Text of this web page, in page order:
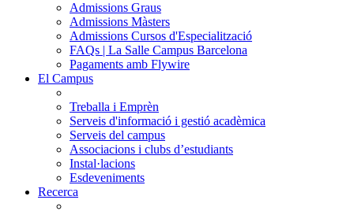
Admissions Graus
Admissions Màsters
Admissions Cursos d'Especialització
FAQs | La Salle Campus Barcelona
Pagaments amb Flywire
El Campus
Treballa i Emprèn
Serveis d'informació i gestió acadèmica
Serveis del campus
Associacions i clubs d’estudiants
Instal·lacions
Esdeveniments
Recerca